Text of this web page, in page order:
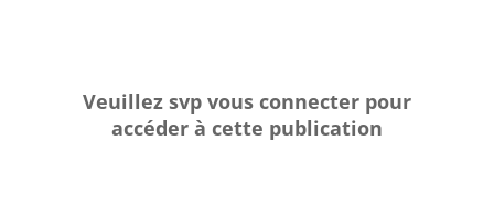
Veuillez svp vous connecter pour
accéder à cette publication